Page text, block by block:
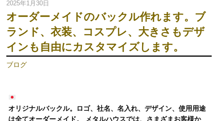
2025年1月30日
オーダーメイドのバックル作れます。ブ
ランド、衣装、コスプレ、大きさもデザ
インも自由にカスタマイズします。
ブログ
オリジナルバックル。ロゴ、社名、名入れ、デザイン、使用用途
は全てオーダーメイド。 メタルハウスでは、さまざまお客様か